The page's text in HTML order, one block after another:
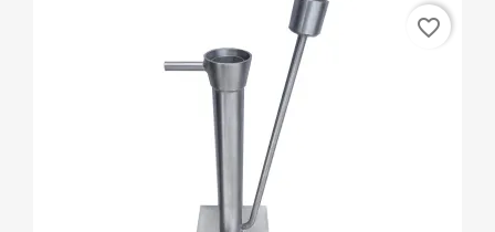
favorite_border